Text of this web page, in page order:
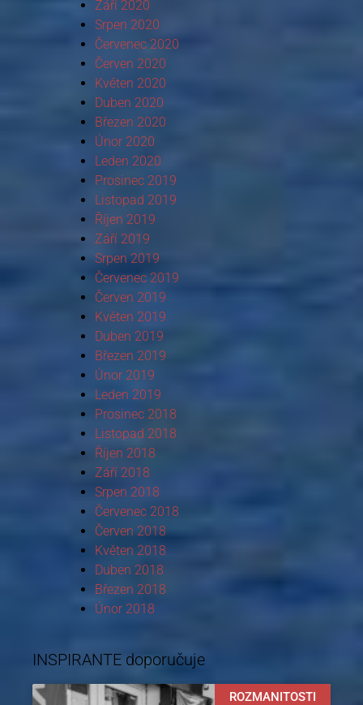
Září 2020
Srpen 2020
Červenec 2020
Červen 2020
Květen 2020
Duben 2020
Březen 2020
Únor 2020
Leden 2020
Prosinec 2019
Listopad 2019
Říjen 2019
Září 2019
Srpen 2019
Červenec 2019
Červen 2019
Květen 2019
Duben 2019
Březen 2019
Únor 2019
Leden 2019
Prosinec 2018
Listopad 2018
Říjen 2018
Září 2018
Srpen 2018
Červenec 2018
Červen 2018
Květen 2018
Duben 2018
Březen 2018
Únor 2018
INSPIRANTE doporučuje
ROZMANITOSTI